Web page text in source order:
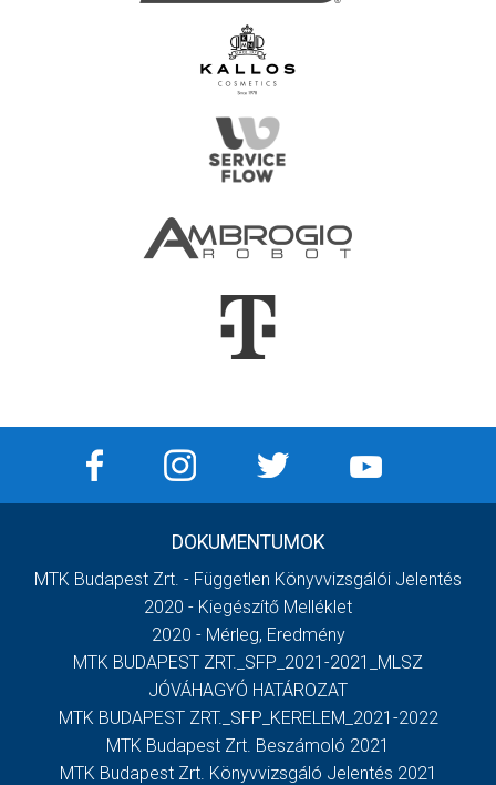
DOKUMENTUMOK
MTK Budapest Zrt. - Független Könyvvizsgálói Jelentés
2020 - Kiegészítő Melléklet
2020 - Mérleg, Eredmény
MTK BUDAPEST ZRT._SFP_2021-2021_MLSZ
JÓVÁHAGYÓ HATÁROZAT
MTK BUDAPEST ZRT._SFP_KERELEM_2021-2022
MTK Budapest Zrt. Beszámoló 2021
MTK Budapest Zrt. Könyvvizsgáló Jelentés 2021